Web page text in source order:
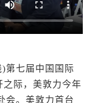
七届中国国际
之际，美敦力今年
会。美敦力首台